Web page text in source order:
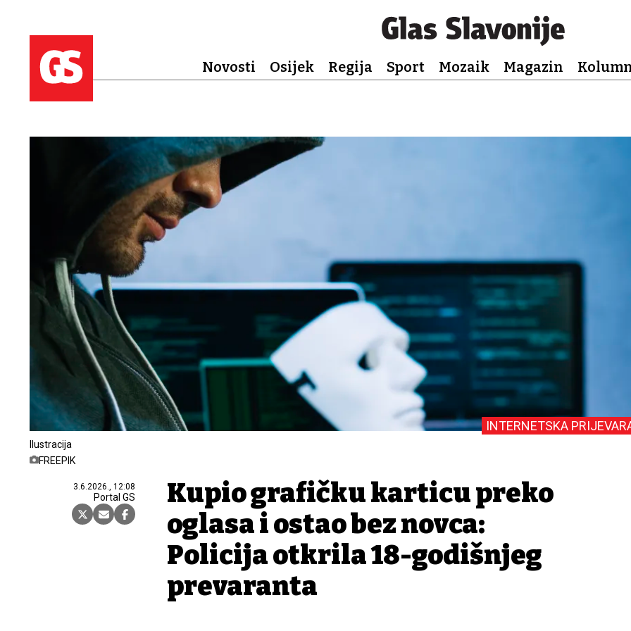
Novosti Osijek Regija Sport Mozaik Magazin
Ilustracija
FREEPIK
3.6.2026., 12:08
Portal GS
INTERNETSKA
Kupio grafičku karticu preko
oglasa i ostao bez novca:
Policija otkrila 18-godišnjeg
prevaranta